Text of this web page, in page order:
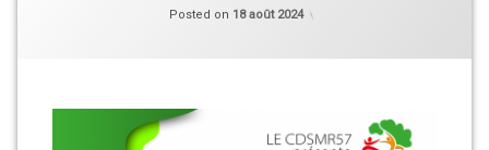
Posted on 18 août 2024